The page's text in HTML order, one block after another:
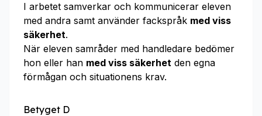
I arbetet samverkar och kommunicerar eleven
med andra samt använder fackspråk med viss
säkerhet.
När eleven samråder med handledare bedömer
hon eller han med viss säkerhet den egna
förmågan och situationens krav.
Betyget D